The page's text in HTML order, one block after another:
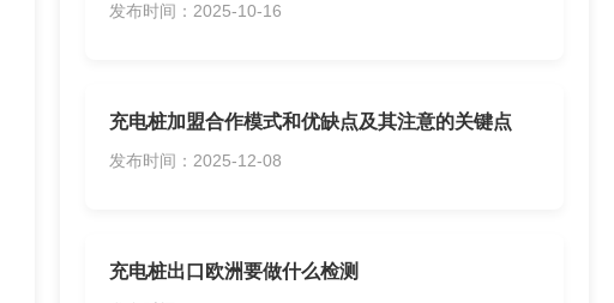
发布时间：2025-10-16
充电桩加盟合作模式和优缺点及其注意的关键点
发布时间：2025-12-08
充电桩出口欧洲要做什么检测